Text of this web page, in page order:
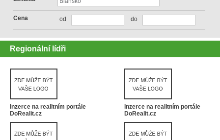
Cena od do
Regionální lídři
Inzerce na realitním portále
DoRealit.cz
Inzerce na realitním portále
DoRealit.cz